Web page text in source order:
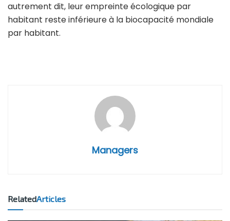
autrement dit, leur empreinte écologique par
habitant reste inférieure à la biocapacité mondiale
par habitant.
Managers
RelatedArticles